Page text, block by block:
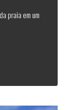
praia em um